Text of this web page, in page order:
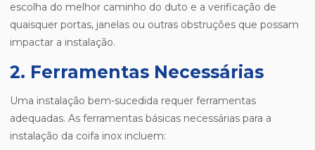
escolha do melhor caminho do duto e a verificação de
quaisquer portas, janelas ou outras obstruções que possam
impactar a instalação.
2. Ferramentas Necessárias
Uma instalação bem-sucedida requer ferramentas
adequadas. As ferramentas básicas necessárias para a
instalação da coifa inox incluem: